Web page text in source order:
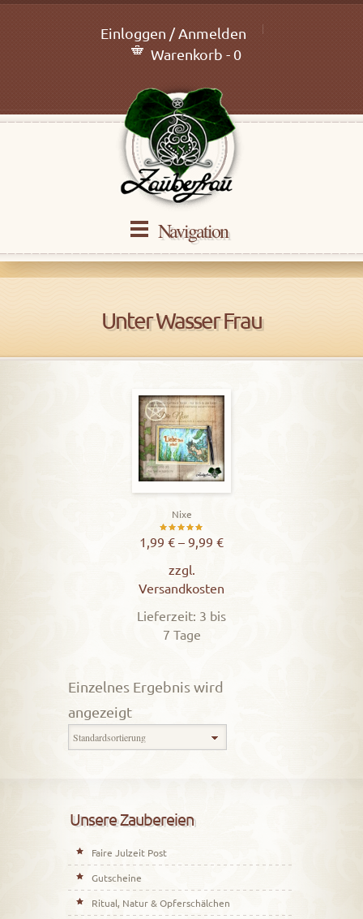
Einloggen / Anmelden
Warenkorb - 0
Navigation
Unter Wasser Frau
Nixe
Bewertet
mit
5.00
1,99 € – 9,99 €
zzgl.
Versandkosten
Lieferzeit: 3 bis
7 Tage
Einzelnes Ergebnis wird
angezeigt
Unsere Zaubereien
Faire Julzeit Post
Gutscheine
Ritual, Natur & Opferschälchen